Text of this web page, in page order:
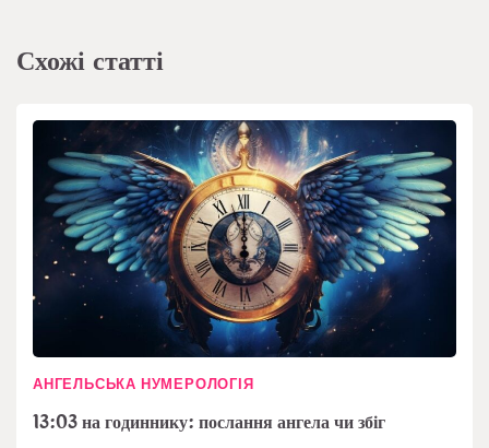
Схожі статті
АНГЕЛЬСЬКА НУМЕРОЛОГІЯ
13:03 на годиннику: послання ангела чи збіг